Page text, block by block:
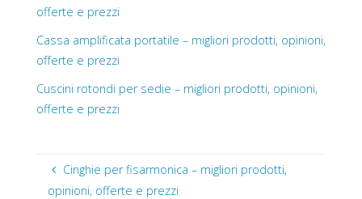
offerte e prezzi
Cassa amplificata portatile – migliori prodotti, opinioni,
offerte e prezzi
Cuscini rotondi per sedie – migliori prodotti, opinioni,
offerte e prezzi
Cinghie per fisarmonica – migliori prodotti,
opinioni, offerte e prezzi